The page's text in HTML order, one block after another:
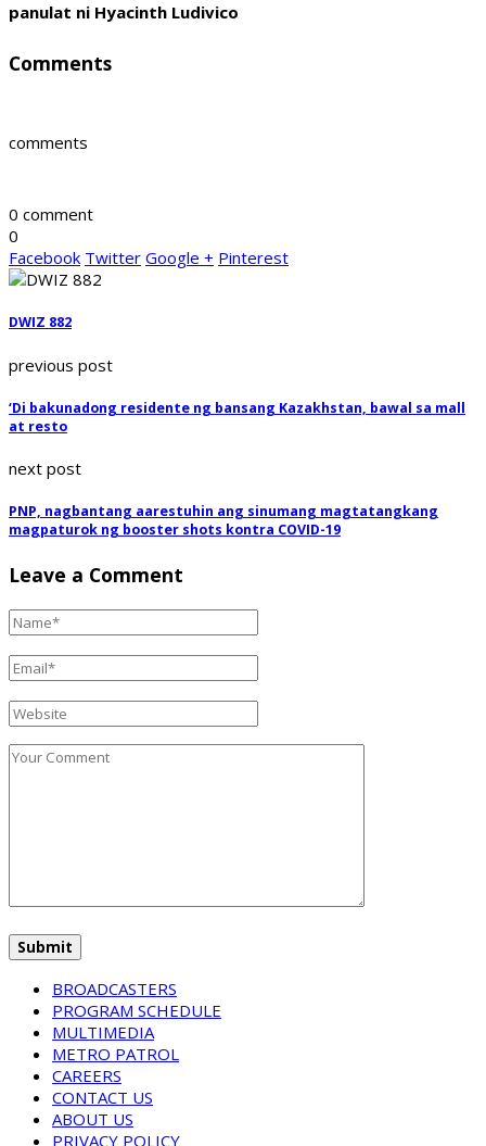
panulat ni Hyacinth Ludivico
Comments
comments
0 comment
0
Facebook Twitter Google + Pinterest
DWIZ 882
previous post
‘Di bakunadong residente ng bansang Kazakhstan, bawal sa mall
at resto
next post
PNP, nagbantang aarestuhin ang sinumang magtatangkang
magpaturok ng booster shots kontra COVID-19
Leave a Comment
BROADCASTERS
PROGRAM SCHEDULE
MULTIMEDIA
METRO PATROL
CAREERS
CONTACT US
ABOUT US
PRIVACY POLICY